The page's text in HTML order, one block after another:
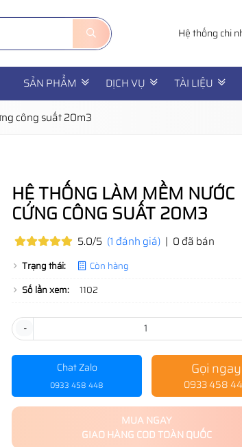
Hệ thống chi
SẢN PHẨM DỊCH VỤ TÀI LIỆU
công suất 20m3
HỆ THỐNG LÀM MỀM NƯỚC
CỨNG CÔNG SUẤT 20M3
5.0/5 (1 đánh giá) | 0 đã bán
Trạng thái:
Còn hàng
Số lần xem:
1102
-
Chat Zalo
0933 458 448
Gọi ngay
0933 458
MUA NGAY
GIAO HÀNG COD TOÀN QUỐC